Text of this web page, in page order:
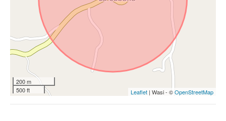
200 m
500 ft
Leaflet | Wasi - ©OpenStreetMap